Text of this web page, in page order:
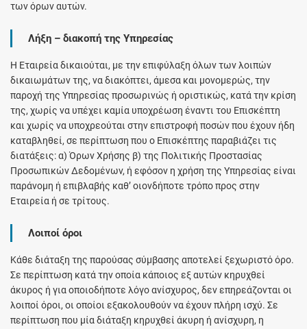
των όρων αυτών.
Λήξη – διακοπή της Υπηρεσίας
H Εταιρεία δικαιούται, με την επιφύλαξη όλων των λοιπών
δικαιωμάτων της, να διακόπτει, άμεσα και μονομερώς, την
παροχή της Υπηρεσίας προσωρινώς ή οριστικώς, κατά την κρίση
της, χωρίς να υπέχει καμία υποχρέωση έναντι του Επισκέπτη
και χωρίς να υποχρεούται στην επιστροφή ποσών που έχουν ήδη
καταβληθεί, σε περίπτωση που ο Επισκέπτης παραβιάζει τις
διατάξεις: α) Όρων Χρήσης β) της Πολιτικής Προστασίας
Προσωπικών Δεδομένων, ή εφόσον η χρήση της Υπηρεσίας είναι
παράνομη ή επιβλαβής καθ’ οιονδήποτε τρόπο προς στην
Εταιρεία ή σε τρίτους.
Λοιποί όροι
Κάθε διάταξη της παρούσας σύμβασης αποτελεί ξεχωριστό όρο.
Σε περίπτωση κατά την οποία κάποιος εξ αυτών κηρυχθεί
άκυρος ή για οποιοδήποτε λόγο ανίσχυρος, δεν επηρεάζονται οι
λοιποί όροι, οι οποίοι εξακολουθούν να έχουν πλήρη ισχύ. Σε
περίπτωση που μία διάταξη κηρυχθεί άκυρη ή ανίσχυρη, η